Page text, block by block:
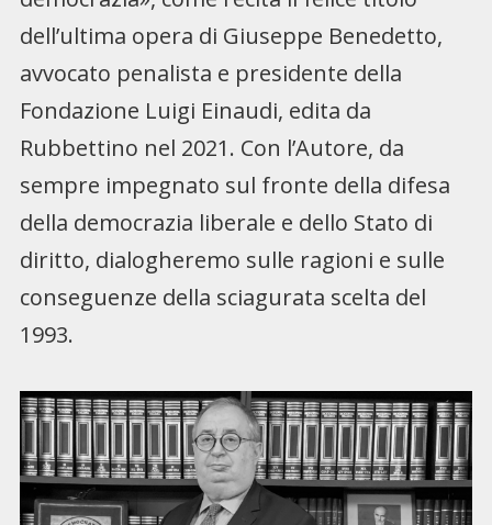
dell’ultima opera di Giuseppe Benedetto,
avvocato penalista e presidente della
Fondazione Luigi Einaudi, edita da
Rubbettino nel 2021. Con l’Autore, da
sempre impegnato sul fronte della difesa
della democrazia liberale e dello Stato di
diritto, dialogheremo sulle ragioni e sulle
conseguenze della sciagurata scelta del
1993.